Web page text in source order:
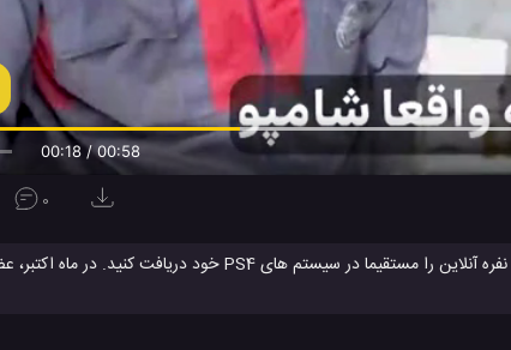
00:19 / 00:58
0
قرار بگیرد. با این حال، سرویس آنلاین پلی استیشن پلاس که در کنسول